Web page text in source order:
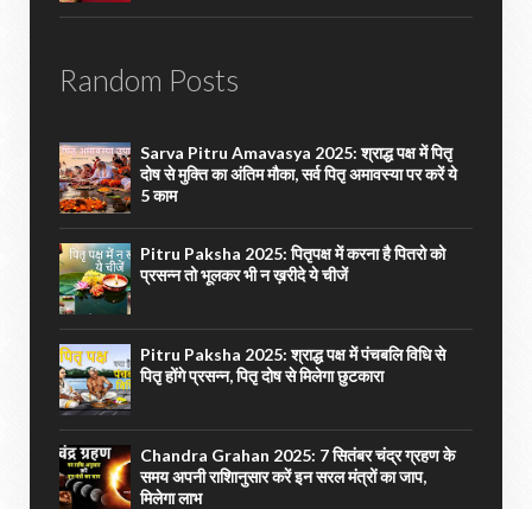
Random Posts
Sarva Pitru Amavasya 2025: श्राद्ध पक्ष में पितृ
दोष से मुक्ति का अंतिम मौका, सर्व पितृ अमावस्या पर करें ये
5 काम
Pitru Paksha 2025: पितृपक्ष में करना है पितरो को
प्रसन्न तो भूलकर भी न ख़रीदे ये चीजें
Pitru Paksha 2025: श्राद्ध पक्ष में पंचबलि विधि से
पितृ होंगे प्रसन्न, पितृ दोष से मिलेगा छुटकारा
Chandra Grahan 2025: 7 सितंबर चंद्र ग्रहण के
समय अपनी राशिानुसार करें इन सरल मंत्रों का जाप,
मिलेगा लाभ